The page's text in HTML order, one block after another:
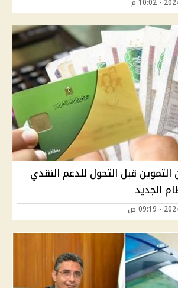
التموين قبل التحول للدعم النقدي
الجديد